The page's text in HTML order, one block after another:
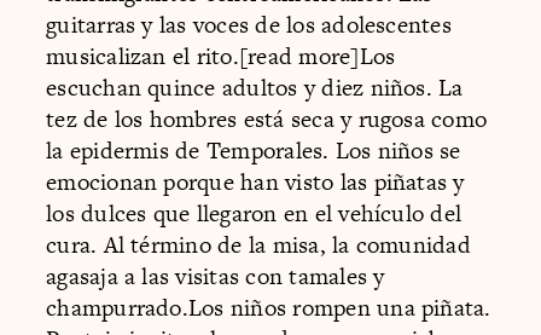
guitarras y las voces de los adolescentes
musicalizan el rito.[read more]Los
escuchan quince adultos y diez niños. La
tez de los hombres está seca y rugosa como
la epidermis de Temporales. Los niños se
emocionan porque han visto las piñatas y
los dulces que llegaron en el vehículo del
cura. Al término de la misa, la comunidad
agasaja a las visitas con tamales y
champurrado.Los niños rompen una piñata.